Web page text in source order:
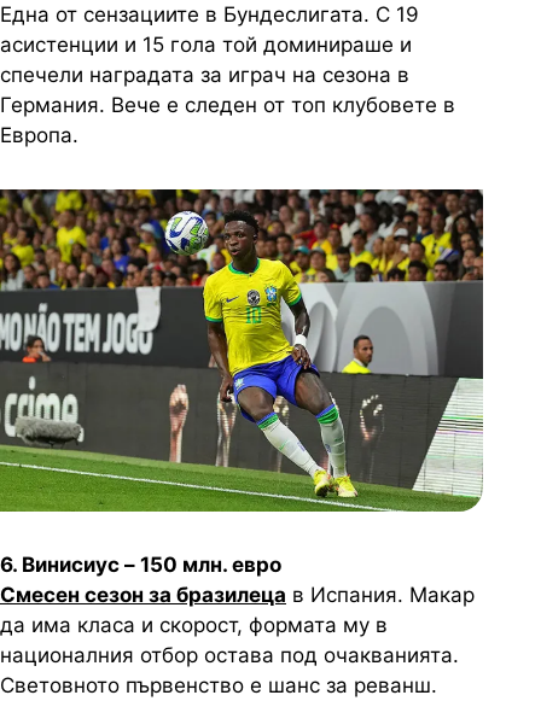
Една от сензациите в Бундеслигата. С 19
асистенции и 15 гола той доминираше и
спечели наградата за играч на сезона в
Германия. Вече е следен от топ клубовете в
Европа.
6. Винисиус – 150 млн. евро
Смесен сезон за бразилеца в Испания. Макар
да има класа и скорост, формата му в
националния отбор остава под очакванията.
Световното първенство е шанс за реванш.